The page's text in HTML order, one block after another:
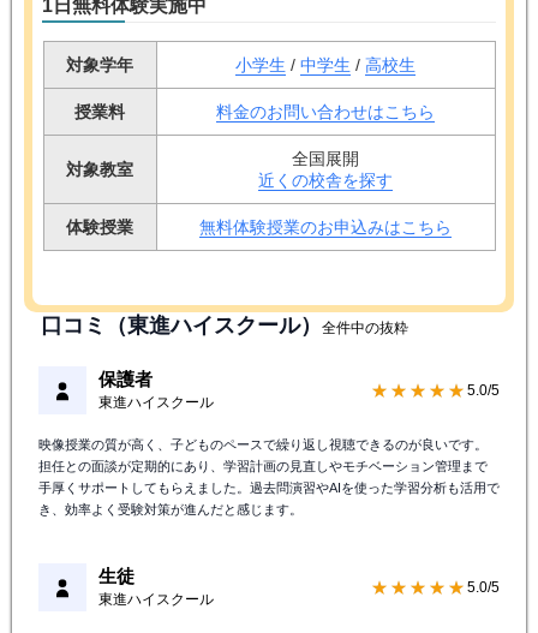
1日無料体験実施中
対象学年 小学生 / 中学生 / 高校生
授業料 料金のお問い合わせはこちら
対象教室
全国展開
近くの校舎を探す
体験授業 無料体験授業のお申込みはこちら
口コミ（東進ハイスクール） 全件中の抜粋
保護者
東進ハイスクール
★★★★★ 5.0/5
映像授業の質が高く、子どものペースで繰り返し視聴できるのが良いです。
担任との面談が定期的にあり、学習計画の見直しやモチベーション管理まで
手厚くサポートしてもらえました。過去問演習やAIを使った学習分析も活用で
き、効率よく受験対策が進んだと感じます。
生徒
東進ハイスクール
★★★★★ 5.0/5